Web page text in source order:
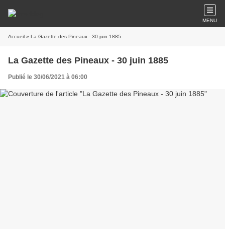
MENU
Accueil » La Gazette des Pineaux - 30 juin 1885
La Gazette des Pineaux - 30 juin 1885
Publié le 30/06/2021 à 06:00